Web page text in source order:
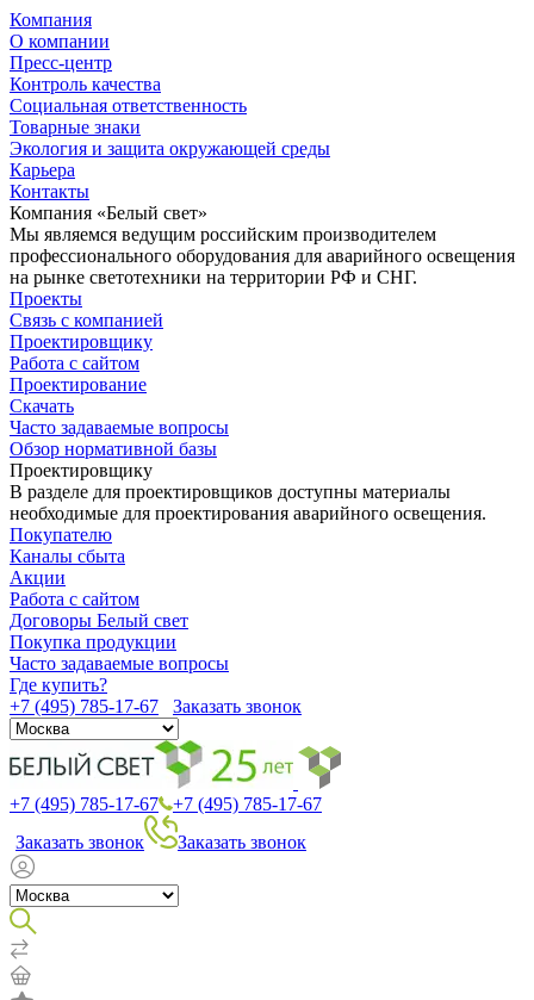
Компания
О компании
Пресс-центр
Контроль качества
Социальная ответственность
Товарные знаки
Экология и защита окружающей среды
Карьера
Контакты
Компания «Белый свет»
Мы являемся ведущим российским производителем
профессионального оборудования для аварийного освещения
на рынке светотехники на территории РФ и СНГ.
Проекты
Связь с компанией
Проектировщику
Работа с сайтом
Проектирование
Скачать
Часто задаваемые вопросы
Обзор нормативной базы
Проектировщику
В разделе для проектировщиков доступны материалы
необходимые для проектирования аварийного освещения.
Покупателю
Каналы сбыта
Акции
Работа с сайтом
Договоры Белый свет
Покупка продукции
Часто задаваемые вопросы
Где купить?
+7 (495) 785-17-67
Заказать звонок
+7 (495) 785-17-67
+7 (495) 785-17-67
Заказать звонок
Заказать звонок